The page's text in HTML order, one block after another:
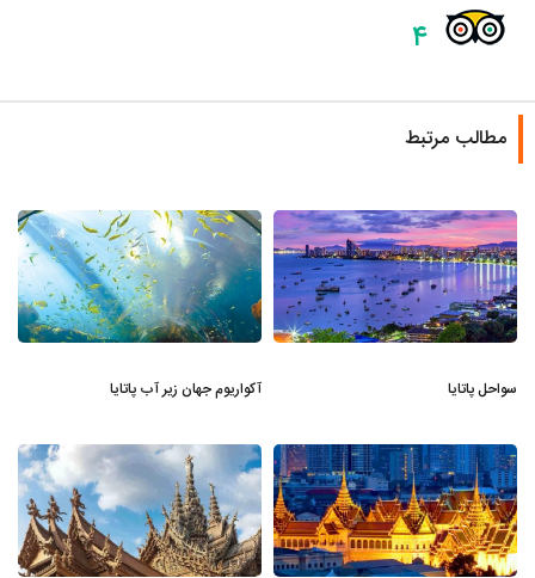
۴
مطالب مرتبط
سواحل پاتایا آکواریوم جهان زیر آب پاتایا